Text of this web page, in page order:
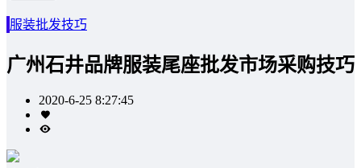
服装批发技巧
广州石井品牌服装尾座批发市场采购技巧
2020-6-25 8:27:45